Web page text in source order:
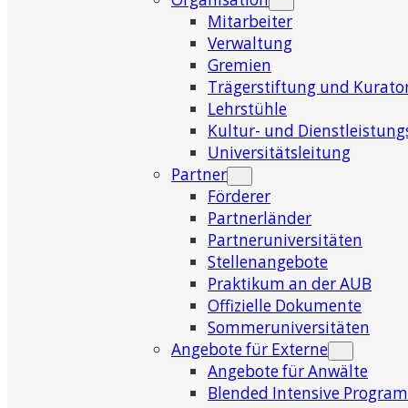
Mitarbeiter
Verwaltung
Gremien
Trägerstiftung und
Lehrstühle
Kultur- und
Universitätsleitung
Partner
Förderer
Partnerländer
Partneruniversitäten
Stellenangebote
Praktikum an der AUB
Offizielle Dokumente
Sommeruniversitäten
Angebote für Externe
Angebote für Anwälte
Blended Intensive Program